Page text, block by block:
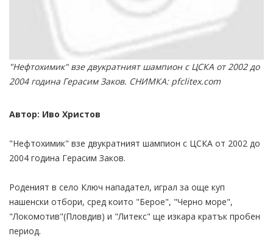
"Нефтохимик" взе двукратният шампион с ЦСКА от 2002 до
2004 година Герасим Заков. СНИМКА: pfclitex.com
Автор: Иво Христов
"Нефтохимик" взе двукратният шампион с ЦСКА от 2002 до
2004 година Герасим Заков.
Роденият в село Ключ нападател, играл за още куп
нашенски отбори, сред които "Берое", "Черно море",
"Локомотив"(Пловдив) и "Литекс" ще изкара кратък пробен
период.